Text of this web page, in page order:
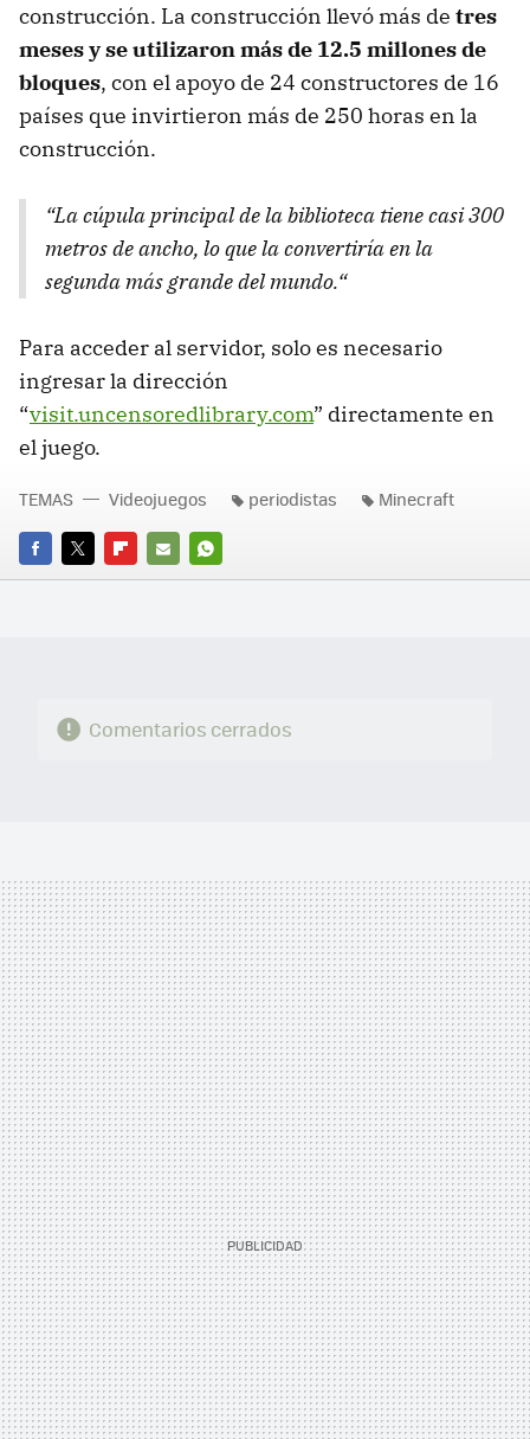
construcción. La construcción llevó más de tres
meses y se utilizaron más de 12.5 millones de
bloques, con el apoyo de 24 constructores de 16
países que invirtieron más de 250 horas en la
construcción.
“La cúpula principal de la biblioteca tiene casi 300
metros de ancho, lo que la convertiría en la
segunda más grande del mundo.“
Para acceder al servidor, solo es necesario
ingresar la dirección
“visit.uncensoredlibrary.com” directamente en
el juego.
FACEBOOK
TWITTERFLIPBOARD
E-
WHATSAPP
TEMAS Videojuegos periodistas Minecraft
Comentarios cerrados